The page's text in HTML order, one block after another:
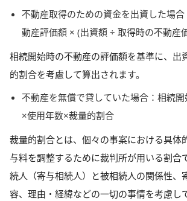
不動産取得のための資金を出資した場
動産評価額 × (出資額 ÷ 取得時の不動産
相続開始時の不動産の評価額を基準に、出
的割合を考慮して算出されます。
不動産を無償で貸していた場合：相続
×使用年数×裁量的割合
裁量的割合とは、個々の事案における具体
与料を調整するために裁判所が用いる割合
続人（寄与相続人）と被相続人の関係性、
容、理由・経緯などの一切の事情を考慮し